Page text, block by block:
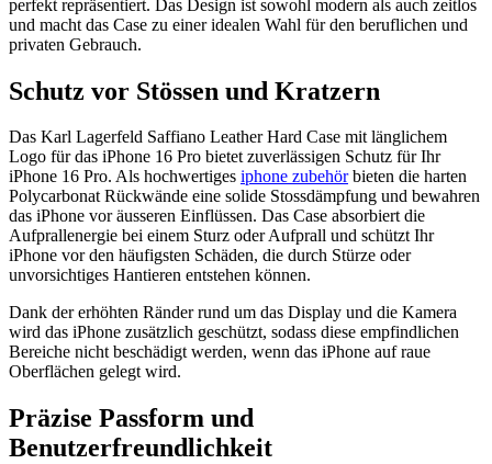
perfekt repräsentiert. Das Design ist sowohl modern als auch zeitlos
und macht das Case zu einer idealen Wahl für den beruflichen und
privaten Gebrauch.
Schutz vor Stössen und Kratzern
Das Karl Lagerfeld Saffiano Leather Hard Case mit länglichem
Logo für das iPhone 16 Pro bietet zuverlässigen Schutz für Ihr
iPhone 16 Pro. Als hochwertiges iphone zubehörbieten die harten
Polycarbonat Rückwände eine solide Stossdämpfung und bewahren
das iPhone vor äusseren Einflüssen. Das Case absorbiert die
Aufprallenergie bei einem Sturz oder Aufprall und schützt Ihr
iPhone vor den häufigsten Schäden, die durch Stürze oder
unvorsichtiges Hantieren entstehen können.
Dank der erhöhten Ränder rund um das Display und die Kamera
wird das iPhone zusätzlich geschützt, sodass diese empfindlichen
Bereiche nicht beschädigt werden, wenn das iPhone auf raue
Oberflächen gelegt wird.
Präzise Passform und
Benutzerfreundlichkeit